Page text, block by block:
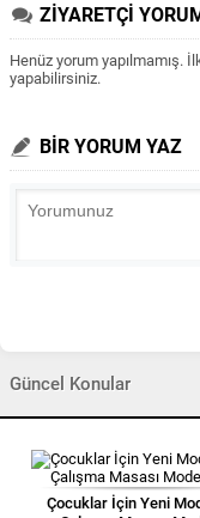
ZİYARETÇİ
Henüz yorum yapılmamış.
yapabilirsiniz.
BİR YORUM YAZ
Güncel Konular
Çocuklar İçin Yeni